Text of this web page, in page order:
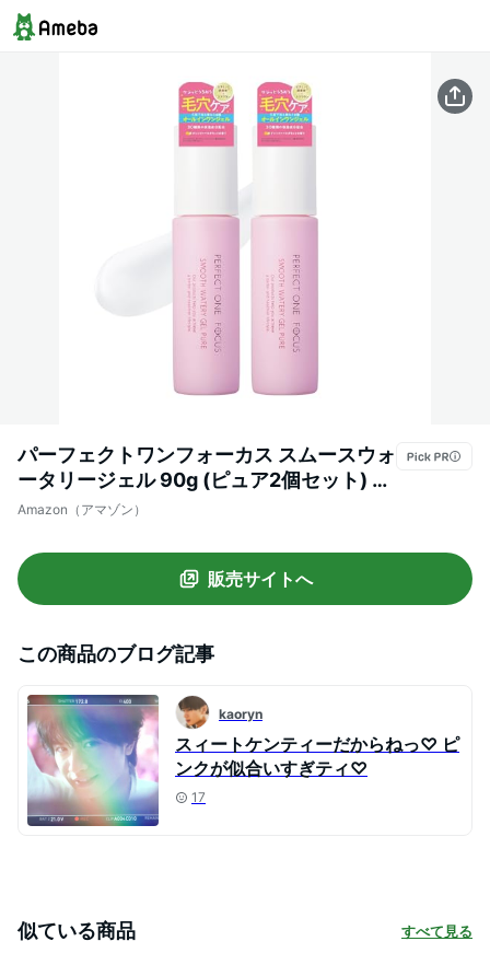
パーフェクトワンフォーカス スムースウォ
ータリージェル 90g (ピュア2個セット) 敏
感肌 オールインワン 化粧水 乳液 保湿 毛穴
Amazon（アマゾン）
販売サイトへ
この商品のブログ記事
kaoryn
スィートケンティーだからねっ♡ ピ
ンクが似合いすぎティ♡
17
似ている商品 すべて見る